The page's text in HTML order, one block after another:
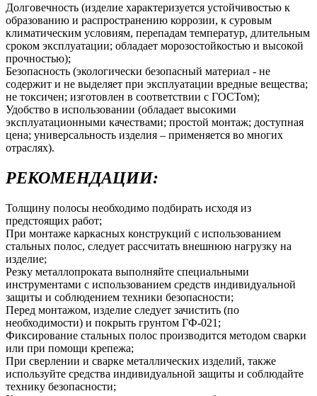
Долговечность (изделие характеризуется устойчивостью к
образованию и распространению коррозии, к суровым
климатическим условиям, перепадам температур, длительным
сроком эксплуатации; обладает морозостойкостью и высокой
прочностью);
Безопасность (экологически безопасный материал - не
содержит и не выделяет при эксплуатации вредные вещества;
не токсичен; изготовлен в соответствии с ГОСТом);
Удобство в использовании (обладает высокими
эксплуатационными качествами; простой монтаж; доступная
цена; универсальность изделия – применяется во многих
отраслях).
РЕКОМЕНДАЦИИ:
Толщину полосы необходимо подбирать исходя из
предстоящих работ;
При монтаже каркасных конструкций с использованием
стальных полос, следует рассчитать внешнюю нагрузку на
изделие;
Резку металлопроката выполняйте специальными
инструментами с использованием средств индивидуальной
защиты и соблюдением техники безопасности;
Перед монтажом, изделие следует зачистить (по
необходимости) и покрыть грунтом ГФ-021;
Фиксирование стальных полос производится методом сварки
или при помощи крепежа;
При сверлении и сварке металлических изделий, также
используйте средства индивидуальной защиты и соблюдайте
технику безопасности;